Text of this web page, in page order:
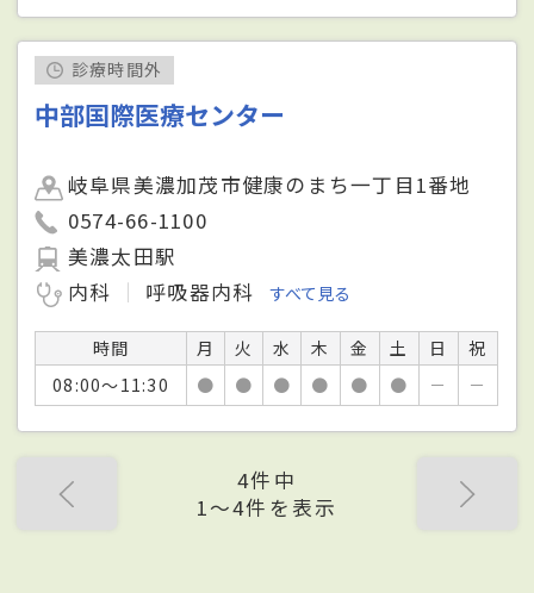
診療時間外
中部国際医療センター
岐阜県美濃加茂市健康のまち一丁目1番地
0574-66-1100
美濃太田駅
内科
呼吸器内科 すべて見る
時間 月 火 水 木 金 土 日
祝
08:00～11:30
● ● ● ● ● ● － －
4件中
1〜4件を表示